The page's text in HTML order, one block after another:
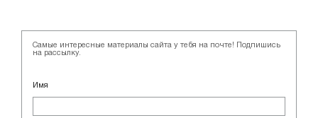
Самые интересные материалы сайта у тебя на почте! Подпишись
на рассылку.
Имя